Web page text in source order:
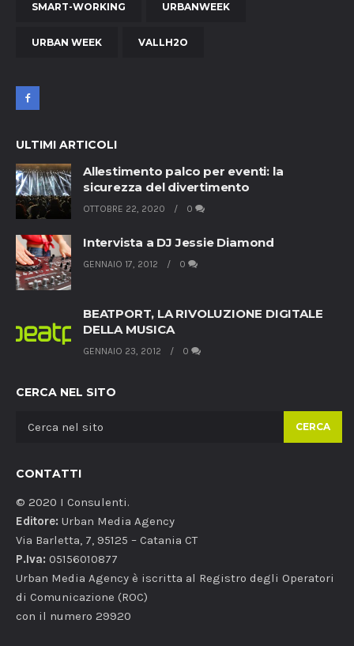
SMART-WORKING URBANWEEK
URBAN WEEK VALLH2O
ULTIMI ARTICOLI
Allestimento palco per eventi: la
sicurezza del divertimento
OTTOBRE 22, 2020 0
Intervista a DJ Jessie Diamond
GENNAIO 17, 2012 0
BEATPORT, LA RIVOLUZIONE DIGITALE
DELLA MUSICA
GENNAIO 23, 2012 0
CERCA NEL SITO
CERCA
CONTATTI
© 2020 I Consulenti.
Editore: Urban Media Agency
Via Barletta, 7, 95125 – Catania CT
P.Iva: 05156010877
Urban Media Agency è iscritta al Registro degli Operatori
di Comunicazione (ROC)
con il numero 29920